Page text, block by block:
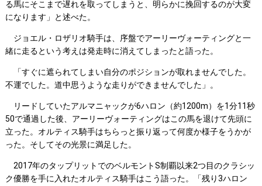
る馬にそこまで遅れを取ってしまうと、明らかに挽回するのが大変
になります」と述べた。
ジョエル・ロザリオ騎手は、序盤でアーリーヴォーティングと一
緒に走るという考えは発走時に消えてしまったと語った。
「すぐに遮られてしまい自分のポジションが取れませんでした。
不運でした。道中思うような走りができませんでした」。
リードしていたアルマニャックが6ハロン（約1200m）を1分11秒
50で通過した後、アーリーヴォーティングはこの馬を退けて先頭に
立った。オルティス騎手はちらっと振り返って何度か様子をうかが
った。そしてその光景に満足した。
2017年のタップリットでのベルモントS制覇以来2つ目のクラシッ
ク優勝を手に入れたオルティス騎手はこう語った。「残り3ハロン